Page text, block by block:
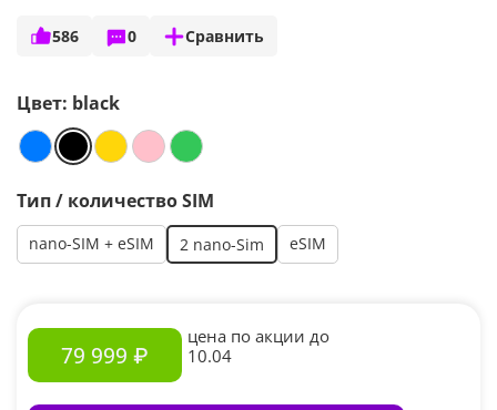
586 0 Сравнить
Цвет: black
Тип / количество SIM
nano-SIM + eSIM 2 nano-Sim eSIM
79 999 ₽
цена по акции до
10.04